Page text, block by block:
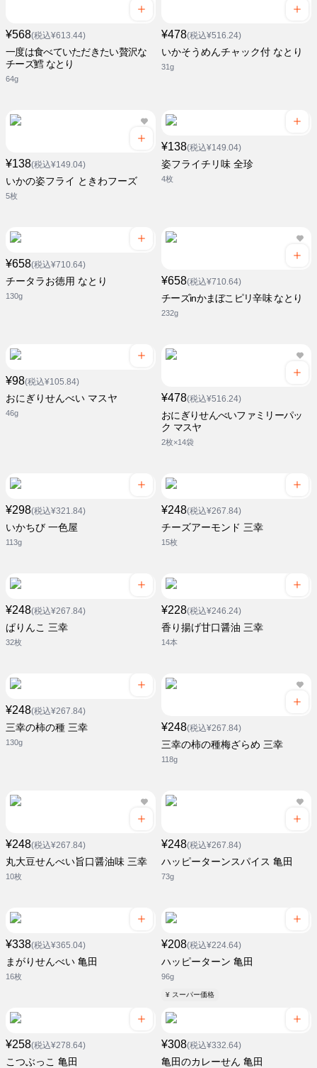
¥568(税込¥613.44)
一度は食べていただきたい贅沢な
チーズ鱈 なとり
64g
¥478(税込¥516.24)
いかそうめんチャック付 なとり
31g
¥138(税込¥149.04)
いかの姿フライ ときわフーズ
5枚
¥138(税込¥149.04)
姿フライチリ味 全珍
4枚
¥658(税込¥710.64)
チータラお徳用 なとり
130g
¥658(税込¥710.64)
チーズinかまぼこピリ辛味 なとり
232g
¥98(税込¥105.84)
おにぎりせんべい マスヤ
46g
¥478(税込¥516.24)
おにぎりせんべいファミリーパッ
ク マスヤ
2枚×14袋
¥298(税込¥321.84)
いかちび 一色屋
113g
¥248(税込¥267.84)
チーズアーモンド 三幸
15枚
¥248(税込¥267.84)
ぱりんこ 三幸
32枚
¥228(税込¥246.24)
香り揚げ甘口醤油 三幸
14本
¥248(税込¥267.84)
三幸の柿の種 三幸
130g
¥248(税込¥267.84)
三幸の柿の種梅ざらめ 三幸
118g
¥248(税込¥267.84)
丸大豆せんべい旨口醤油味 三幸
10枚
¥248(税込¥267.84)
ハッピーターンスパイス 亀田
73g
¥338(税込¥365.04)
まがりせんべい 亀田
16枚
¥208(税込¥224.64)
ハッピーターン 亀田
96g
¥ スーパー価格
¥258(税込¥278.64)
こつぶっこ 亀田
¥308(税込¥332.64)
亀田のカレーせん 亀田